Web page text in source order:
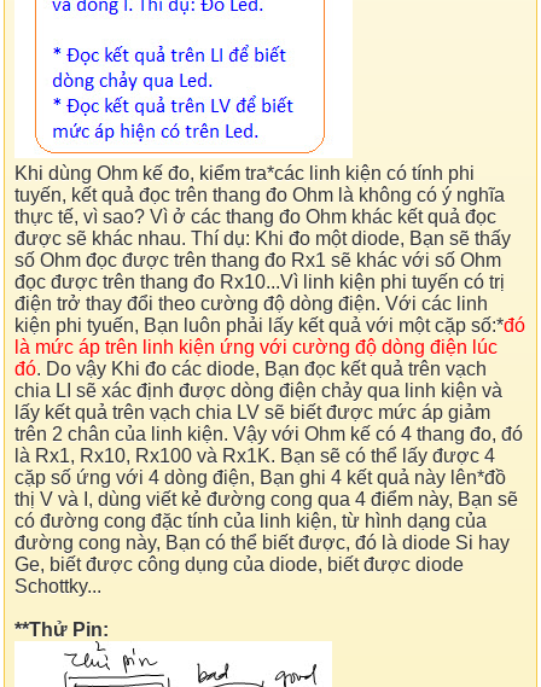
Khi dùng Ohm kế đo, kiểm tra*các linh kiện có tính phi
tuyến, kết quả đọc trên thang đo Ohm là không có ý nghĩa
thực tế, vì sao? Vì ở các thang đo Ohm khác kết quả đọc
được sẽ khác nhau. Thí dụ: Khi đo một diode, Bạn sẽ thấy
số Ohm đọc được trên thang đo Rx1 sẽ khác với số Ohm
đọc được trên thang đo Rx10...Vì linh kiện phi tuyến có trị
điện trở thay đổi theo cường độ dòng điện. Với các linh
kiện phi tyuến, Bạn luôn phải lấy kết quả với một cặp số:*đó
là mức áp trên linh kiện ứng với cường độ dòng điện lúc
đó. Do vậy Khi đo các diode, Bạn đọc kết quả trên vạch
chia LI sẽ xác định được dòng điện chảy qua linh kiện và
lấy kết quả trên vạch chia LV sẽ biết được mức áp giảm
trên 2 chân của linh kiện. Vậy với Ohm kế có 4 thang đo, đó
là Rx1, Rx10, Rx100 và Rx1K. Bạn sẽ có thể lấy được 4
cặp số ứng với 4 dòng điện, Bạn ghi 4 kết quả này lên*đồ
thị V và I, dùng viết kẻ đường cong qua 4 điểm này, Bạn sẽ
có đường cong đặc tính của linh kiện, từ hình dạng của
đường cong này, Bạn có thể biết được, đó là diode Si hay
Ge, biết được công dụng của diode, biết được diode
Schottky...
**Thử Pin: